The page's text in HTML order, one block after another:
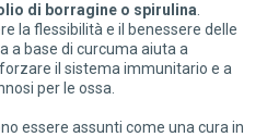
di borragine o spirulina
la flessibilità e il benessere delle
a base di curcuma aiuta a
il sistema immunitario e a
per le ossa.
essere assunti come una cura in